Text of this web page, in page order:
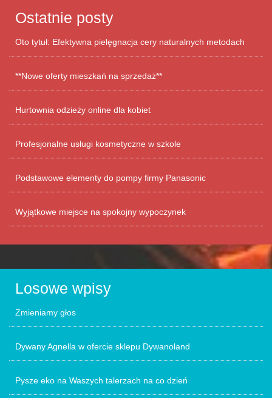
Ostatnie posty
Oto tytuł: Efektywna pielęgnacja cery naturalnych metodach
**Nowe oferty mieszkań na sprzedaż**
Hurtownia odzieży online dla kobiet
Profesjonalne usługi kosmetyczne w szkole
Podstawowe elementy do pompy firmy Panasonic
Wyjątkowe miejsce na spokojny wypoczynek
Losowe wpisy
Zmieniamy głos
Dywany Agnella w ofercie sklepu Dywanoland
Pysze eko na Waszych talerzach na co dzień